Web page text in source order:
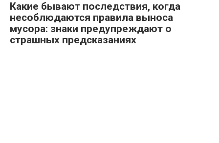
Какие бывают последствия, когда
несоблюдаются правила выноса
мусора: знаки предупреждают о
страшных предсказаниях